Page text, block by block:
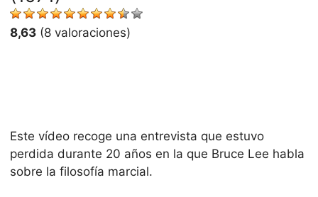
8,63 (8 valoraciones)
Este vídeo recoge una entrevista que estuvo
perdida durante 20 años en la que Bruce Lee habla
sobre la filosofía marcial.